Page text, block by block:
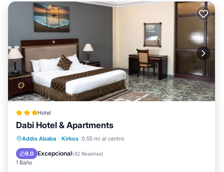
Hotel
Dabi Hotel & Apartments
Addis Ababa · Kirkos 0.55 mi al centro
9.0 Excepcional(42 Reseñas)
1 Baño
Desayuno Aparcamiento
Internet